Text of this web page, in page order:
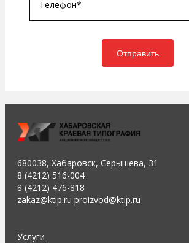
Отправить
680038, Хабаровск, Серышева, 31
8 (4212) 516-004
8 (4212) 476-818
zakaz@ktip.ru proizvod@ktip.ru
Услуги